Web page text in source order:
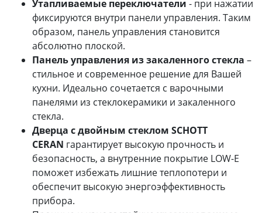
Утапливаемые переключатели - при нажатии
фиксируются внутри панели управления. Таким
образом, панель управления становится
абсолютно плоской.
Панель управления из закаленного стекла –
стильное и современное решение для Вашей
кухни. Идеально сочетается с варочными
панелями из стеклокерамики и закаленного
стекла.
Дверца с двойным стеклом SCHOTT
CERAN гарантирует высокую прочность и
безопасность, а внутренние покрытие LOW-E
поможет избежать лишние теплопотери и
обеспечит высокую энергоэффективность
прибора.